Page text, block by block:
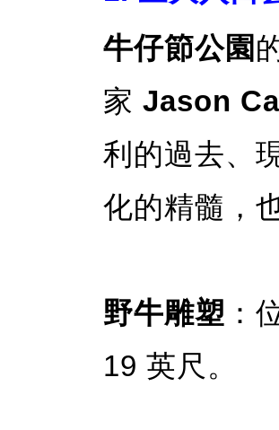
牛仔節公園
家 Jason
利的過去、
化的精髓，
野牛雕塑 ：
19 英尺。